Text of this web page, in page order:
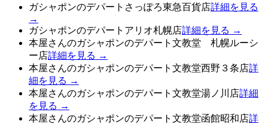
ガシャポンのデパートさっぽろ東急百貨店詳細を見る
→
ガシャポンのデパートアリオ札幌店詳細を見る →
本屋さんのガシャポンのデパート文教堂 札幌ルーシ
ー店詳細を見る →
本屋さんのガシャポンのデパート文教堂西野３条店詳
細を見る →
本屋さんのガシャポンのデパート文教堂湯ノ川店詳細
を見る →
本屋さんのガシャポンのデパート文教堂函館昭和店詳